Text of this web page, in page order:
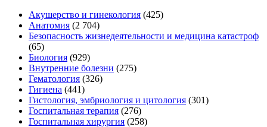
Акушерство и гинекология (425)
Анатомия (2 704)
Безопасность жизнедеятельности и медицина катастроф
(65)
Биология (929)
Внутренние болезни (275)
Гематология (326)
Гигиена (441)
Гистология, эмбриология и цитология (301)
Госпитальная терапия (276)
Госпитальная хирургия (258)